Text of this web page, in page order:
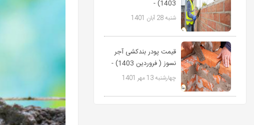
1403) -
09127511808
شنبه 28 آبان 1401
قیمت پودر بندکشی آجر
نسوز ( فروردین 1403) -
09127511808...
چهارشنبه 13 مهر 1401